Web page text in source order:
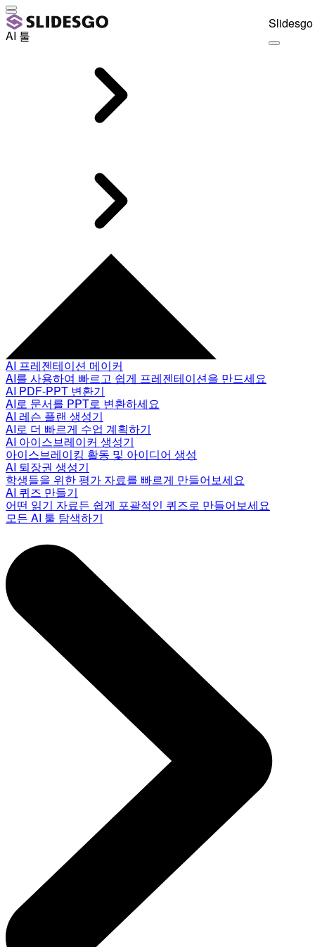
AI 툴
AI 프레젠테이션 메이커
AI를 사용하여 빠르고 쉽게 프레젠테이션을 만드세요
AI PDF-PPT 변환기
AI로 문서를 PPT로 변환하세요
AI 레슨 플랜 생성기
AI로 더 빠르게 수업 계획하기
AI 아이스브레이커 생성기
아이스브레이킹 활동 및 아이디어 생성
AI 퇴장권 생성기
학생들을 위한 평가 자료를 빠르게 만들어보세요
AI 퀴즈 만들기
어떤 읽기 자료든 쉽게 포괄적인 퀴즈로 만들어보세요
모든 AI 툴 탐색하기